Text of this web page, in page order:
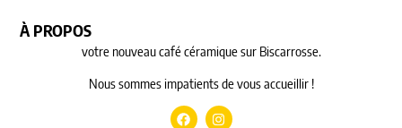
À PROPOS
votre nouveau café céramique sur Biscarrosse.
Nous sommes impatients de vous accueillir !